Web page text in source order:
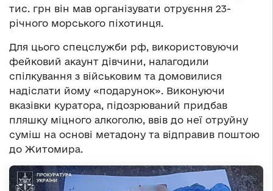
тис. грн він мав організувати отруєння 23-
річного морського піхотинця.
Для цього спецслужби рф, використовуючи
фейковий акаунт дівчини, налагодили
спілкування з військовим та домовилися
надіслати йому «подарунок». Виконуючи
вказівки куратора, підозрюваний придбав
пляшку міцного алкоголю, ввів до неї отруйну
суміш на основі метадону та відправив поштою
до Житомира.